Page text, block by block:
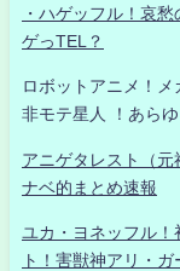
・ハゲッフル！哀
ゲっTEL？
ロボットアニメ！メ
非モテ星人 ！あら
アニゲタレスト（
ナベ的まとめ速報
ユカ・ヨネッフル！
ト！害獣神アリ・